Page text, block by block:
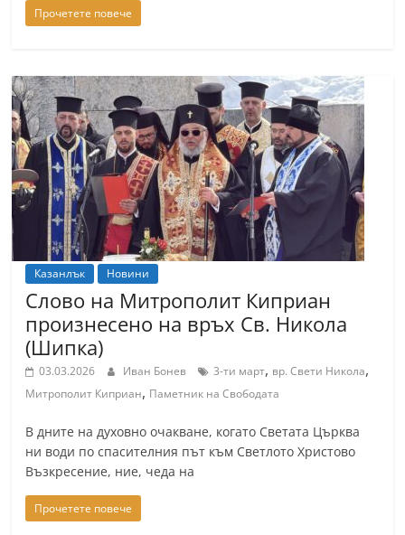
c
Прочетете повече
Казанлък Новини
Слово на Митрополит Киприан
произнесено на връх Св. Никола
(Шипка)
03.03.2026 Иван Бонев 3-ти март, вр. Свети Никола,
Митрополит Киприан, Паметник на Свободата
В дните на духовно очакване, когато Светата Църква
ни води по спасителния път към Светлото Христово
Възкресение, ние, чеда на
Прочетете повече